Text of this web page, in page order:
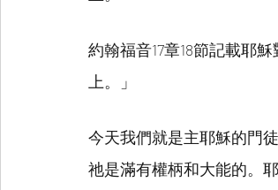
約翰福音17章18節記載耶
上。」
今天我們就是主耶穌的門
祂是滿有權柄和大能的。